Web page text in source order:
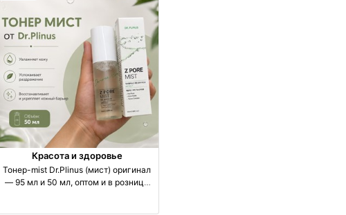
Красота и здоровье
Тонер-mist Dr.Plinus (мист) оригинал
— 95 мл и 50 мл, оптом и в розницу